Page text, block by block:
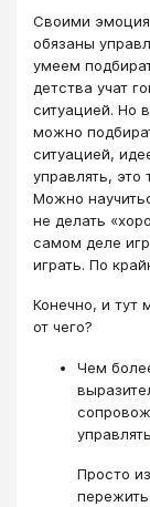
Своими
обязаны
умеем
детства учат
ситуацией. Но
можно
ситуацией,
управлять,
Можно
не делать
самом деле
играть. По
Конечно, и тут
от чего?
Чем
управлять
Просто